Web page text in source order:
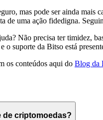
mas pode ser ainda mais
de uma ação fidedigna.
Não precisa ter timidez,
suporte da Bitso está
os conteúdos aqui do Blog da
de criptomoedas?